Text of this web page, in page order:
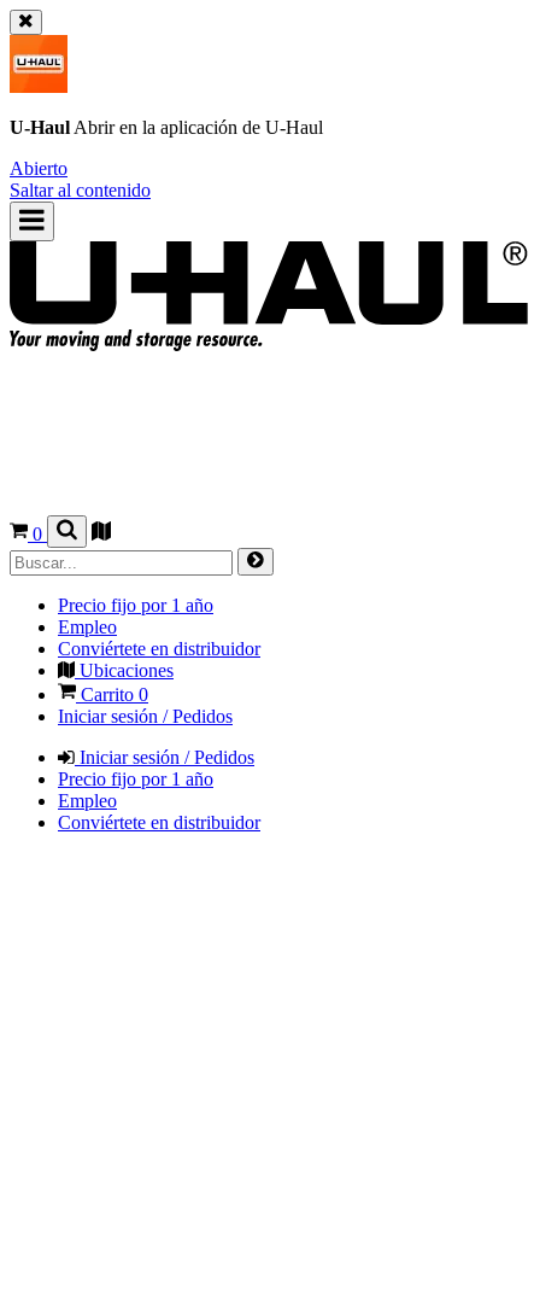
U-Haul Abrir en la aplicación de U-Haul
Abierto
Saltar al contenido
0
Precio fijo por 1 año
Empleo
Conviértete en distribuidor
Ubicaciones
Carrito 0
Iniciar sesión / Pedidos
Iniciar sesión / Pedidos
Precio fijo por 1 año
Empleo
Conviértete en distribuidor